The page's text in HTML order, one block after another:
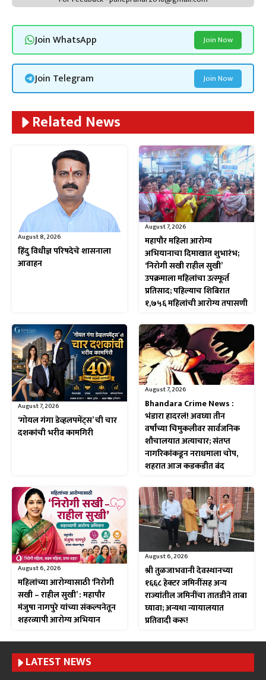
Join WhatsApp Join Now
Join Telegram Join Now
Related News
August 8, 2026
हिंदु विधीज्ञ परिषदेचे शासनाला
आवाहन
August 7, 2026
महापौर महिला आरोग्य
अभियानाचा दिमाखात शुभारंभ;
‘निरोगी सखी राहील सुखी’
उपक्रमाला महिलांचा उत्स्फूर्त
प्रतिसाद; पहिल्याच शिबिरात
१,७५६ महिलांची आरोग्य तपासणी
August 7, 2026
‘गोयल गंगा डेव्हलपमेंट्स’ ची चार
दशकांची भरीव कामगिरी
August 7, 2026
Bhandara Crime News :
भंडारा हादरलं! अवघ्या तीन
वर्षांच्या चिमुकलीवर सार्वजनिक
शौचालयात अत्याचार; संतप्त
नागरिकांकडून नराधमाला चोप,
शहरात आज कडकडीत बंद
August 6, 2026
महिलांच्या आरोग्यासाठी ‘निरोगी
सखी – राहील सुखी’ : महापौर
मंजुषा नागपुरे यांच्या संकल्पनेतून
शहरव्यापी आरोग्य अभियान
August 6, 2026
श्री तुळजाभवानी देवस्थानच्या
१६६८ हेक्टर जमिनींसह अन्य
राज्यांतील जमिनींचा तातडीने ताबा
घ्यावा; अन्यथा न्यायालयात
प्रतिवादी करू!
LATEST NEWS